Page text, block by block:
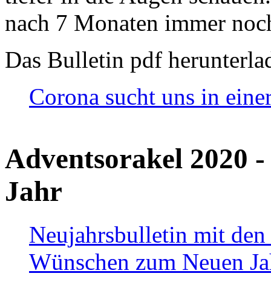
nach 7 Monaten immer
Das Bulletin pdf
Corona sucht uns in
Adventsorakel 2020
Jahr
Neujahrsbulletin mit den
Wünschen zum Neuen